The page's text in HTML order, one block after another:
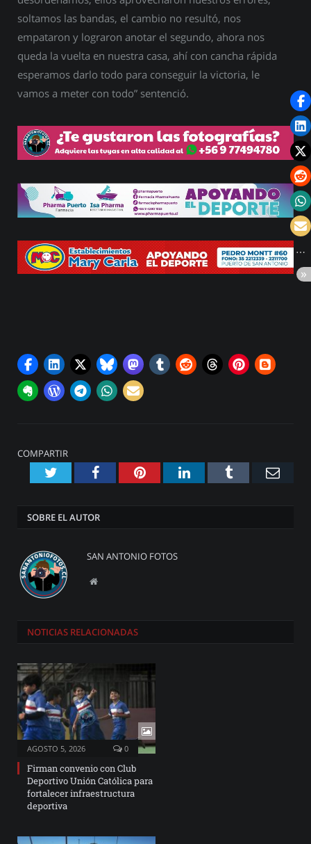
soltamos las bandas, el cambio no resultó, nos
empataron y lograron anotar el segundo, ahora nos
queda la vuelta en nuestra casa, ahí con cancha rápida
esperamos darlo todo para conseguir la victoria, le
vamos a meter con todo” sentenció.
COMPARTIR
TwitterFacebookPinterestLinkedInTumblr
SOBRE EL AUTOR
SAN ANTONIO FOTOS
Website
NOTICIAS RELACIONADAS
AGOSTO 5, 2026 0
Firman convenio con Club
Deportivo Unión Católica para
fortalecer infraestructura
deportiva